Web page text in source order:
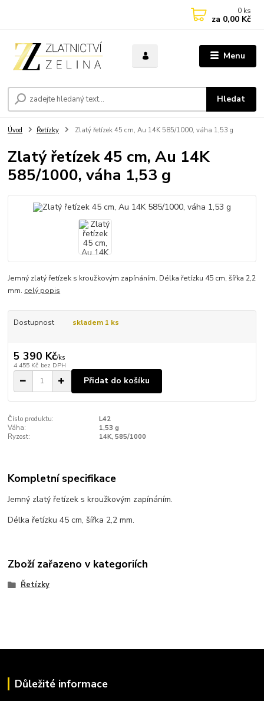
Menu
Hledat
0 ks
za 0,00 Kč
Úvod Řetízky Zlatý řetízek 45 cm, Au 14K 585/1000, váha 1,53 g
Zlatý řetízek 45 cm, Au 14K
585/1000, váha 1,53 g
Jemný zlatý řetízek s kroužkovým zapínáním. Délka řetízku 45 cm, šířka 2,2
mm. celý popis
Dostupnost skladem 1 ks
5 390 Kč/ks
4 455 Kč bez DPH
Přidat do košíku
Číslo produktu:
L42
Váha:
1,53 g
Ryzost:
14K, 585/1000
Kompletní specifikace
Jemný zlatý řetízek s kroužkovým zapínáním.
Délka řetízku 45 cm, šířka 2,2 mm.
Zboží zařazeno v kategoriích
Řetízky
Důležité informace